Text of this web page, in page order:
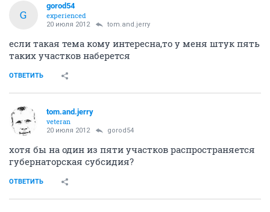
G
gorod54
experienced
20 июля 2012 tom.and.jerry
если такая тема кому интересна,то у меня штук пять
таких участков наберется
ОТВЕТИТЬ
tom.and.jerry
veteran
20 июля 2012 gorod54
хотя бы на один из пяти участков распространяется
губернаторская субсидия?
ОТВЕТИТЬ